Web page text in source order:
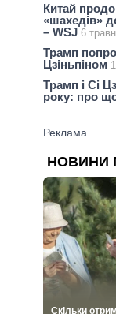
Китай
«шахедів»
– WSJ 6
Трамп
Цзіньпіном
Трамп і Сі
року: про